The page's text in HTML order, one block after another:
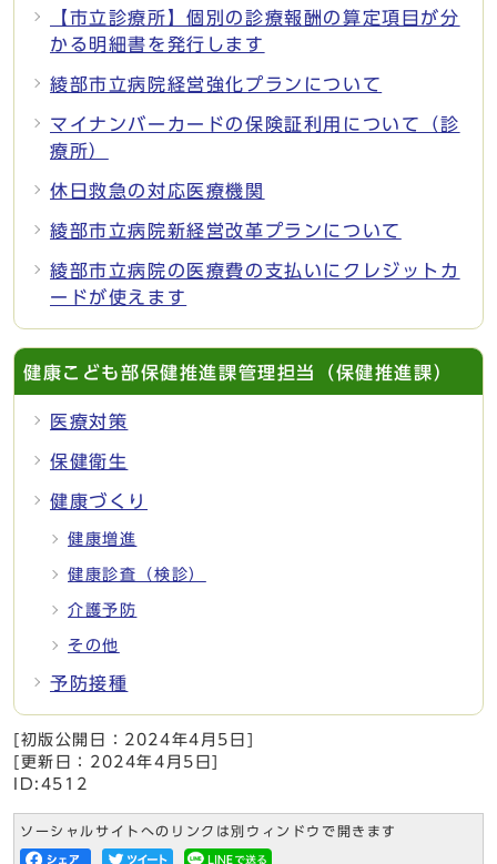
【市立診療所】個別の診療報酬の算定項目が分
かる明細書を発行します
綾部市立病院経営強化プランについて
マイナンバーカードの保険証利用について（診
療所）
休日救急の対応医療機関
綾部市立病院新経営改革プランについて
綾部市立病院の医療費の支払いにクレジットカ
ードが使えます
健康こども部保健推進課管理担当（保健推進課）
医療対策
保健衛生
健康づくり
健康増進
健康診査（検診）
介護予防
その他
予防接種
[初版公開日： 2024年4月5日
[更新日： 2024年4月5日
ID:4512
ソーシャルサイトへのリンクは別ウィンドウで開きます